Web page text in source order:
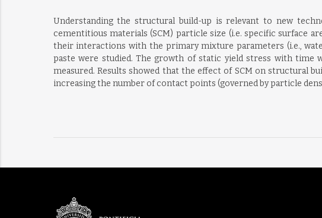
Understanding the structural build-up is relevant to new
cementitious materials (SCM) particle size (i.e. specific surface
their interactions with the primary mixture parameters (i.e.,
paste were studied. The growth of static yield stress with time
measured. Results showed that the effect of SCM on structural
increasing the number of contact points (governed by particle